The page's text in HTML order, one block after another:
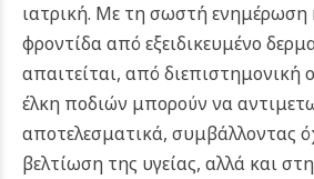
ιατρική. Με τη σωστή ενημέρωση
φροντίδα από εξειδικευμένο
απαιτείται, από διεπιστημονική
έλκη ποδιών μπορούν να
αποτελεσματικά, συμβάλλοντας
βελτίωση της υγείας, αλλά και